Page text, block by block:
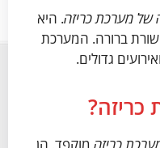
של מערכת כריזה. היא
ברורה. המערכת
גדולים.
כריזה?